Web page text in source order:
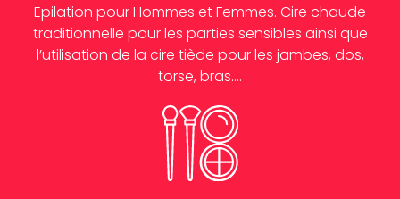
Epilation pour Hommes et Femmes. Cire chaude
traditionnelle pour les parties sensibles ainsi que
l’utilisation de la cire tiède pour les jambes, dos,
torse, bras….